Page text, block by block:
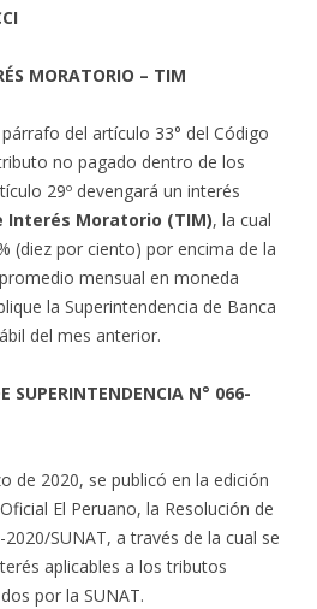
MORATORIO – TIM
del artículo 33° del Código
no pagado dentro de los
29º devengará un interés
Interés Moratorio (TIM), la cual
(diez por ciento) por encima de la
mensual en moneda
la Superintendencia de Banca
del mes anterior.
SUPERINTENDENCIA N° 066-
de 2020, se publicó en la edición
El Peruano, la Resolución de
SUNAT, a través de la cual se
aplicables a los tributos
por la SUNAT.